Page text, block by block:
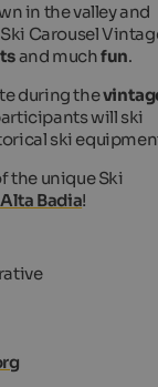
in the valley and
Carousel
and muchfun.
during the
will ski
ski
the unique Ski
Badia!